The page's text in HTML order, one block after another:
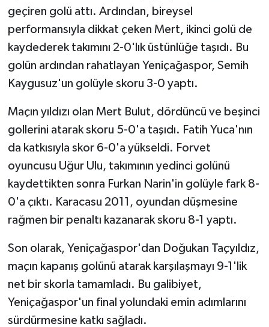
geçiren golü attı. Ardından, bireysel
performansıyla dikkat çeken Mert, ikinci golü de
kaydederek takımını 2-0'lık üstünlüğe taşıdı. Bu
golün ardından rahatlayan Yeniçağaspor, Semih
Kaygusuz'un golüyle skoru 3-0 yaptı.
Maçın yıldızı olan Mert Bulut, dördüncü ve beşinci
gollerini atarak skoru 5-0'a taşıdı. Fatih Yuca'nın
da katkısıyla skor 6-0'a yükseldi. Forvet
oyuncusu Uğur Ulu, takımının yedinci golünü
kaydettikten sonra Furkan Narin'in golüyle fark 8-
0'a çıktı. Karacasu 2011, oyundan düşmesine
rağmen bir penaltı kazanarak skoru 8-1 yaptı.
Son olarak, Yeniçağaspor'dan Doğukan Taçyıldız,
maçın kapanış golünü atarak karşılaşmayı 9-1'lik
net bir skorla tamamladı. Bu galibiyet,
Yeniçağaspor'un final yolundaki emin adımlarını
sürdürmesine katkı sağladı.